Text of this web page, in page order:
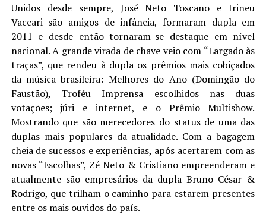
Unidos desde sempre, José Neto Toscano e Irineu
Vaccari são amigos de infância, formaram dupla em
2011 e desde então tornaram-se destaque em nível
nacional. A grande virada de chave veio com “Largado às
traças”, que rendeu à dupla os prêmios mais cobiçados
da música brasileira: Melhores do Ano (Domingão do
Faustão), Troféu Imprensa escolhidos nas duas
votações; júri e internet, e o Prêmio Multishow.
Mostrando que são merecedores do status de uma das
duplas mais populares da atualidade. Com a bagagem
cheia de sucessos e experiências, após acertarem com as
novas “Escolhas”, Zé Neto & Cristiano empreenderam e
atualmente são empresários da dupla Bruno César &
Rodrigo, que trilham o caminho para estarem presentes
entre os mais ouvidos do país.